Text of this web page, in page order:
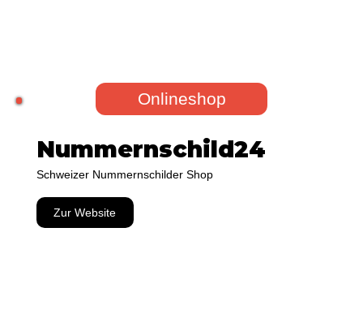
Nummernschild24
Schweizer Nummernschilder Shop
Zur Website
Onlineshop